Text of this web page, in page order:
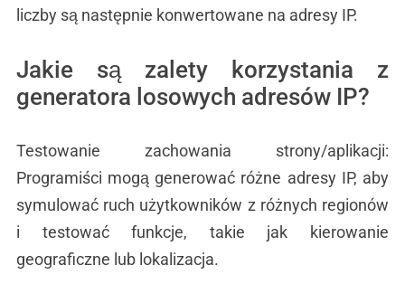
liczby są następnie konwertowane na adresy IP.
Jakie są zalety korzystania z
generatora losowych adresów IP?
Testowanie zachowania strony/aplikacji:
Programiści mogą generować różne adresy IP, aby
symulować ruch użytkowników z różnych regionów
i testować funkcje, takie jak kierowanie
geograficzne lub lokalizacja.